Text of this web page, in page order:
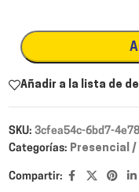
Añadir a la lista de
SKU: 3cfea54c-6bd7-
Categorías: Presencial
Compartir: